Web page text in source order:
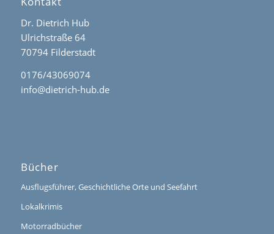
Dr. Dietrich Hub
Ulrichstraße 64
70794 Filderstadt
0176/43069074
info@dietrich-hub.de
Bücher
Ausflugsführer, Geschichtliche Orte und Seefahrt
Lokalkrimis
Motorradbücher